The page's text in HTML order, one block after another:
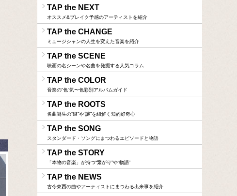
TAP the NEXT
オススメ&ブレイク予感のアーティストを紹介
TAP the CHANGE
ミュージシャンの人生を変えた音楽を紹介
TAP the SCENE
映画の名シーンや名曲を発掘する人気コラム
TAP the COLOR
音楽の“色”気〜色彩別アルバムガイド
TAP the ROOTS
名曲誕生の“鍵”や“謎”を紐解く知的好奇心
TAP the SONG
スタンダード・ソングにまつわるエピソードと物語
TAP the STORY
「本物の音楽」が持つ“繋がり”や“物語”
TAP the NEWS
古今東西の曲やアーティストにまつわる出来事を紹介